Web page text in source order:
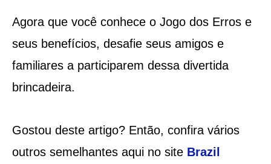
Agora que você conhece o Jogo dos Erros e
seus benefícios, desafie seus amigos e
familiares a participarem dessa divertida
brincadeira.
Gostou deste artigo? Então, confira vários
outros semelhantes aqui no site Brazil